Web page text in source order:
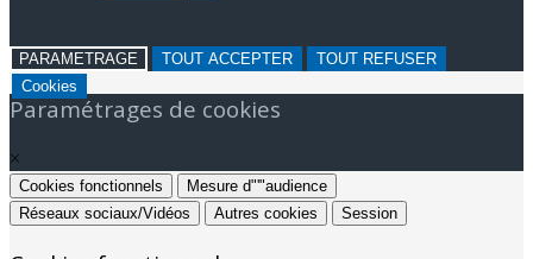
PARAMETRAGE TOUT ACCEPTER
TOUT REFUSER
Cookies
Paramétrages de cookies
×
Cookies fonctionnels
Mesure d"'"audience
Réseaux sociaux/Vidéos
Autres cookies Session